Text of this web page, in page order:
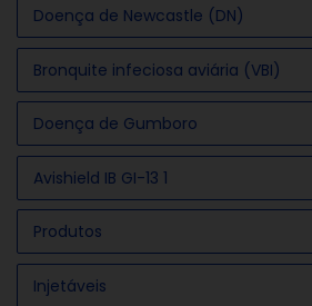
Doença de Newcastle (DN)
Bronquite infeciosa aviária (VBI)
Doença de Gumboro
Avishield IB GI-13 1
Produtos
Injetáveis